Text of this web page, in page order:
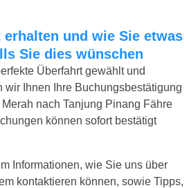
Sie dies wünschen
Überfahrt gewählt und
wir Ihnen Ihre Buchungsbestätigung
nach Tanjung Pinang Fähre
können sofort bestätigt
Informationen, wie Sie uns über
kontaktieren können, sowie Tipps,